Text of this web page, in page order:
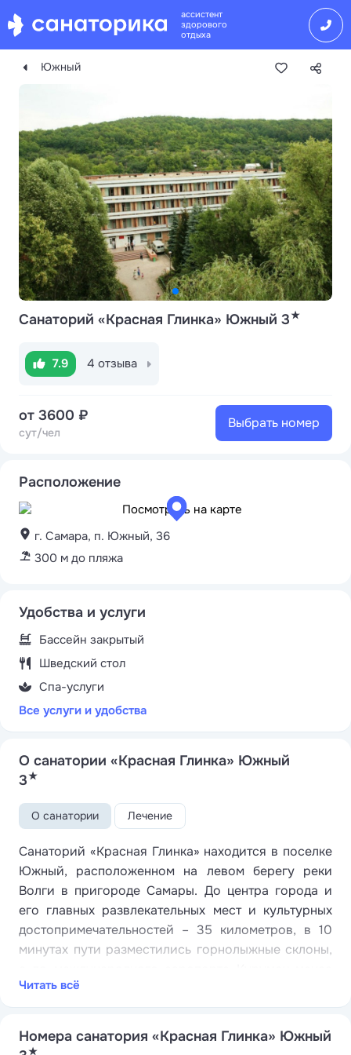
ассистент
здорового
отдыха
Южный
Санаторий «Красная Глинка» Южный 3★
Расположение
г. Самара, п. Южный, 36
300 м до пляжа
7.9 4 отзыва
от 3600 ₽
сут/чел
Выбрать номер
Удобства и услуги
Бассейн закрытый
Шведский стол
Спа-услуги
Все услуги и удобства
О санатории «Красная Глинка» Южный
3★
О санатории Лечение
Санаторий «Красная Глинка» находится в поселке
Южный, расположенном на левом берегу реки
Волги в пригороде Самары. До центра города и
его главных развлекательных мест и культурных
достопримечательностей – 35 километров, в 10
минутах пути разместились горнолыжные склоны,
получаса езды.
территорию площадью 3,5 гектара, на которой
Читать всё
Номера санатория «Красная Глинка» Южный
★